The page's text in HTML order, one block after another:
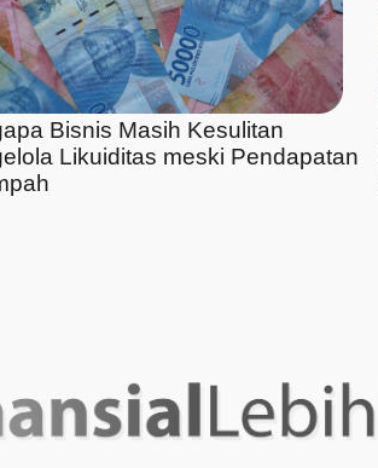
Bisnis Masih Kesulitan
Likuiditas meski Pendapatan